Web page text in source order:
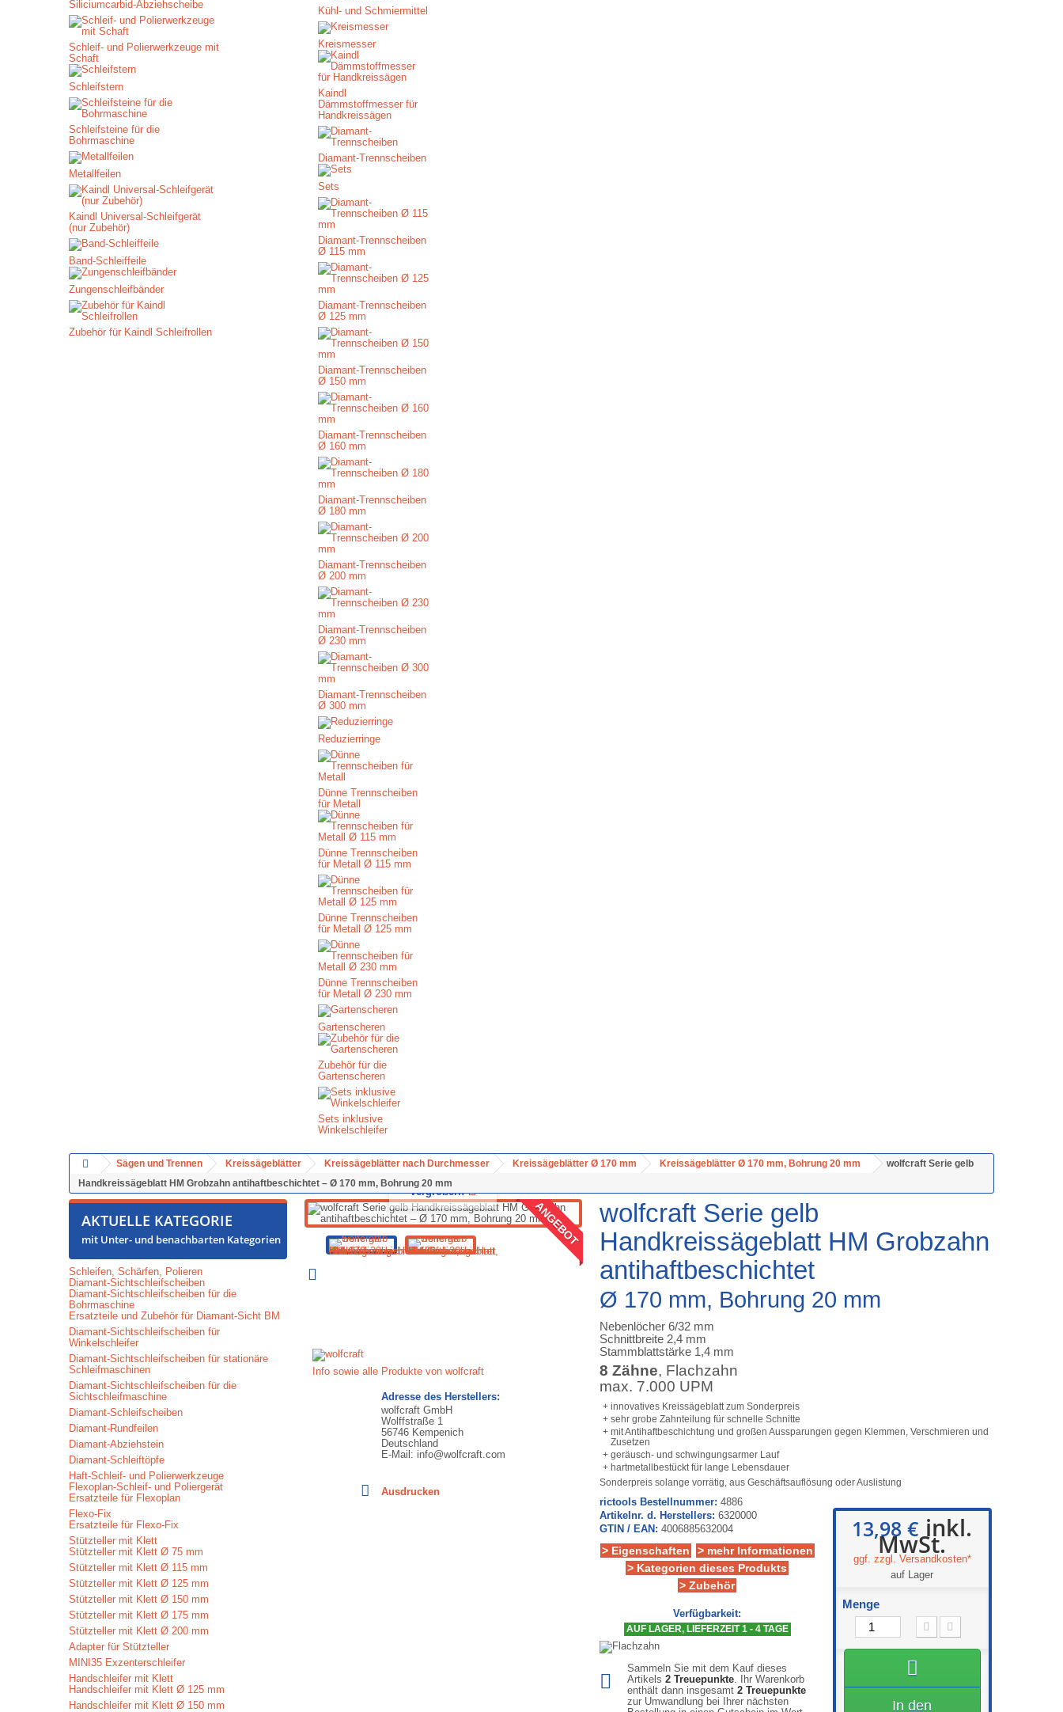
Siliciumcarbid-Abziehscheibe
Schleif- und Polierwerkzeuge mit
Schaft
Schleifstern
Schleifsteine für die
Bohrmaschine
Metallfeilen
Kaindl Universal-Schleifgerät
(nur Zubehör)
Band-Schleiffeile
Zungenschleifbänder
Zubehör für Kaindl Schleifrollen
Kühl- und Schmiermittel
Kreismesser
Kaindl
Dämmstoffmesser für
Handkreissägen
Diamant-Trennscheiben
Sets
Diamant-Trennscheiben
Ø 115 mm
Diamant-Trennscheiben
Ø 125 mm
Diamant-Trennscheiben
Ø 150 mm
Diamant-Trennscheiben
Ø 160 mm
Diamant-Trennscheiben
Ø 180 mm
Diamant-Trennscheiben
Ø 200 mm
Diamant-Trennscheiben
Ø 230 mm
Diamant-Trennscheiben
Ø 300 mm
Reduzierringe
Dünne Trennscheiben
für Metall
Dünne Trennscheiben
für Metall Ø 115 mm
Dünne Trennscheiben
für Metall Ø 125 mm
Dünne Trennscheiben
für Metall Ø 230 mm
Gartenscheren
Zubehör für die
Gartenscheren
Sets inklusive
Winkelschleifer
Sägen und Trennen Kreissägeblätter Kreissägeblätter nach Durchmesser Kreissägeblätter Ø 170 mm Kreissägeblätter Ø 170 mm, Bohrung 20 mm
wolfcraft Serie gelb
Handkreissägeblatt HM Grobzahn antihaftbeschichtet – Ø 170 mm, Bohrung 20 mm
AKTUELLE KATEGORIE
mit Unter- und benachbarten Kategorien
Schleifen, Schärfen, Polieren
Diamant-Sichtschleifscheiben
Diamant-Sichtschleifscheiben für die
Bohrmaschine
Ersatzteile und Zubehör für Diamant-Sicht BM
Diamant-Sichtschleifscheiben für
Winkelschleifer
Diamant-Sichtschleifscheiben für stationäre
Schleifmaschinen
Diamant-Sichtschleifscheiben für die
Sichtschleifmaschine
Diamant-Schleifscheiben
Diamant-Rundfeilen
Diamant-Abziehstein
Diamant-Schleiftöpfe
Haft-Schleif- und Polierwerkzeuge
Flexoplan-Schleif- und Poliergerät
Ersatzteile für Flexoplan
Flexo-Fix
Ersatzteile für Flexo-Fix
Stützteller mit Klett
Stützteller mit Klett Ø 75 mm
Stützteller mit Klett Ø 115 mm
Stützteller mit Klett Ø 125 mm
Stützteller mit Klett Ø 150 mm
Stützteller mit Klett Ø 175 mm
Stützteller mit Klett Ø 200 mm
Adapter für Stützteller
MINI35 Exzenterschleifer
Handschleifer mit Klett
Handschleifer mit Klett Ø 125 mm
Handschleifer mit Klett Ø 150 mm
ANGEBOT
Vergrößern
Info sowie alle Produkte von wolfcraft
Adresse des Herstellers:
wolfcraft GmbH
Wolffstraße 1
56746 Kempenich
Deutschland
E-Mail: info@wolfcraft.com
Ausdrucken
wolfcraft Serie gelb
Handkreissägeblatt HM Grobzahn
antihaftbeschichtet
Ø 170 mm, Bohrung 20 mm
Nebenlöcher 6/32 mm
Schnittbreite 2,4 mm
Stammblattstärke 1,4 mm
8 Zähne, Flachzahn
max. 7.000 UPM
+ innovatives Kreissägeblatt zum Sonderpreis
+ sehr grobe Zahnteilung für schnelle Schnitte
+ mit Antihaftbeschichtung und großen Aussparungen gegen Klemmen, Verschmieren und
Zusetzen
+ geräusch- und schwingungsarmer Lauf
+ hartmetallbestückt für lange Lebensdauer
Sonderpreis solange vorrätig, aus Geschäftsauflösung oder Auslistung
rictools Bestellnummer: 4886
Artikelnr. d. Herstellers: 6320000
GTIN / EAN: 4006885632004
> Eigenschaften
> mehr Informationen
> Kategorien dieses Produkts
> Zubehör
Verfügbarkeit:
AUF LAGER, LIEFERZEIT 1 - 4 TAGE
Sammeln Sie mit dem Kauf dieses
Artikels 2Treuepunkte. Ihr Warenkorb
enthält dann insgesamt 2Treuepunkte
zur Umwandlung bei Ihrer nächsten
13,98 € inkl.
MwSt.
ggf. zzgl. Versandkosten*
auf Lager
Menge
In den